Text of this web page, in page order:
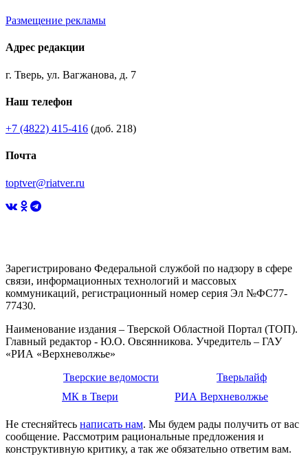
Размещение рекламы
Адрес редакции
г. Тверь, ул. Вагжанова, д. 7
Наш телефон
+7 (4822) 415-416 (доб. 218)
Почта
toptver@riatver.ru
Зарегистрировано Федеральной службой по надзору в сфере
связи, информационных технологий и массовых
коммуникаций, регистрационный номер серия Эл №ФС77-
77430.
Наименование издания – Тверской Областной Портал (ТОП).
Главный редактор - Ю.О. Овсянникова. Учредитель – ГАУ
«РИА «Верхневолжье»
Тверские ведомости
Тверьлайф
МК в Твери
РИА Верхневолжье
Не стесняйтесь написать нам. Мы будем рады получить от вас
сообщение. Рассмотрим рациональные предложения и
конструктивную критику, а так же обязательно ответим вам.